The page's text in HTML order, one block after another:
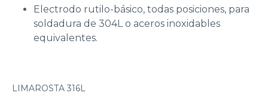
Electrodo rutilo-básico, todas posiciones, para
soldadura de 304L o aceros inoxidables
equivalentes.
LIMAROSTA 316L